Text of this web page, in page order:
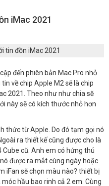
iMac 2021
tin đồn iMac 2021
đến phiên bản Mac Pro nhỏ
về chip Apple M2 sẽ là chip
2021. Theo như như chia sẽ
này sẽ có kích thước nhỏ hơn
thức từ Apple. Do đó tạm gọi nó
ra thiết kế cũng được cho là
Cube cũ. Anh em có hứng thú
được ra mắt cùng ngày hoặc
iFan sẽ chọn màu nào? thiết bị
hầu bao rinh cả 2 em. Cùng